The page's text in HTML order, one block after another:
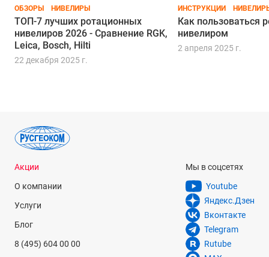
ОБЗОРЫ НИВЕЛИРЫ
ТОП-7 лучших ротационных
нивелиров 2026 - Сравнение RGK,
Leica, Bosch, Hilti
22 декабря 2025 г.
ИНСТРУКЦИИ
Как пользоваться
нивелиром
2 апреля 2025 г.
Акции
О компании
Услуги
Блог
8 (495) 604 00 00
Мы в соцсетях
Youtube
Яндекс.Дзен
Вконтакте
Telegram
Rutube